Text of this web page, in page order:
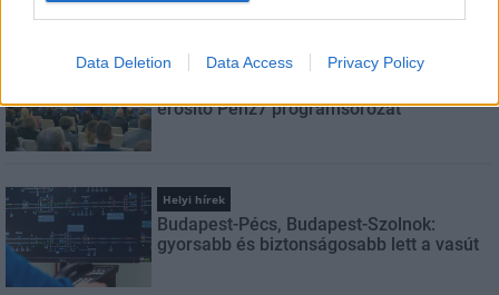
Data Deletion Data Access Privacy Policy
Aktuális
erősítő Pénz7 programsorozat
Helyi hírek
Budapest-Pécs, Budapest-Szolnok:
gyorsabb és biztonságosabb lett a vasút